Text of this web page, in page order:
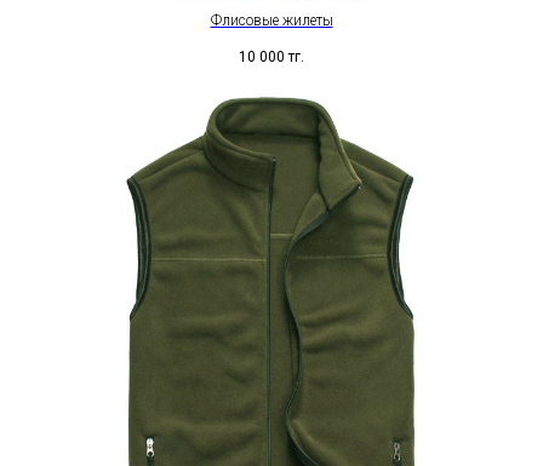
Флисовые жилеты
10 000 тг.